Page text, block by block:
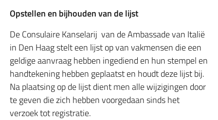
Opstellen en bijhouden van de lijst
De Consulaire Kanselarij van de Ambassade van Italië
in Den Haag stelt een lijst op van vakmensen die een
geldige aanvraag hebben ingediend en hun stempel en
handtekening hebben geplaatst en houdt deze lijst bij.
Na plaatsing op de lijst dient men alle wijzigingen door
te geven die zich hebben voorgedaan sinds het
verzoek tot registratie.